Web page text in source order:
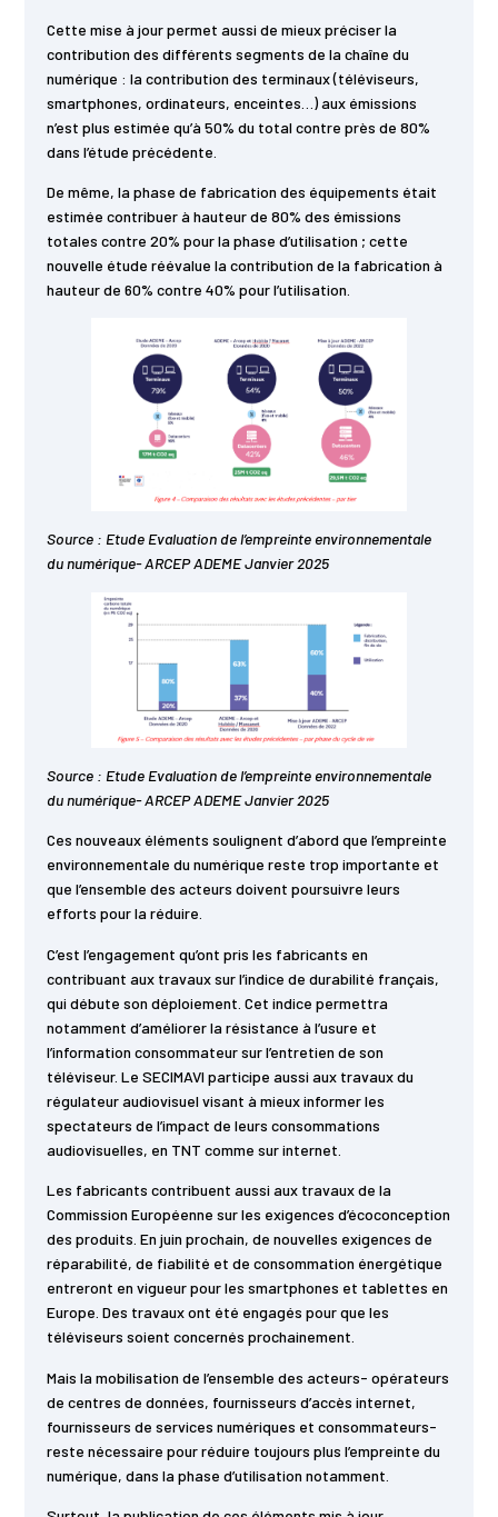
Cette mise à jour permet aussi de mieux préciser la
contribution des différents segments de la chaîne du
numérique : la contribution des terminaux (téléviseurs,
smartphones, ordinateurs, enceintes…) aux émissions
n’est plus estimée qu’à 50% du total contre près de 80%
dans l’étude précédente.
De même, la phase de fabrication des équipements était
estimée contribuer à hauteur de 80% des émissions
totales contre 20% pour la phase d’utilisation ; cette
nouvelle étude réévalue la contribution de la fabrication à
hauteur de 60% contre 40% pour l’utilisation.
Source : Etude Evaluation de l’empreinte environnementale
du numérique- ARCEP ADEME Janvier 2025
Source : Etude Evaluation de l’empreinte environnementale
du numérique- ARCEP ADEME Janvier 2025
Ces nouveaux éléments soulignent d’abord que l’empreinte
environnementale du numérique reste trop importante et
que l’ensemble des acteurs doivent poursuivre leurs
efforts pour la réduire.
C’est l’engagement qu’ont pris les fabricants en
contribuant aux travaux sur l’indice de durabilité français,
qui débute son déploiement. Cet indice permettra
notamment d’améliorer la résistance à l’usure et
l’information consommateur sur l’entretien de son
téléviseur. Le SECIMAVI participe aussi aux travaux du
régulateur audiovisuel visant à mieux informer les
spectateurs de l’impact de leurs consommations
audiovisuelles, en TNT comme sur internet.
Les fabricants contribuent aussi aux travaux de la
Commission Européenne sur les exigences d’écoconception
des produits. En juin prochain, de nouvelles exigences de
réparabilité, de fiabilité et de consommation énergétique
entreront en vigueur pour les smartphones et tablettes en
Europe. Des travaux ont été engagés pour que les
téléviseurs soient concernés prochainement.
Mais la mobilisation de l’ensemble des acteurs- opérateurs
de centres de données, fournisseurs d’accès internet,
fournisseurs de services numériques et consommateurs-
reste nécessaire pour réduire toujours plus l’empreinte du
numérique, dans la phase d’utilisation notamment.